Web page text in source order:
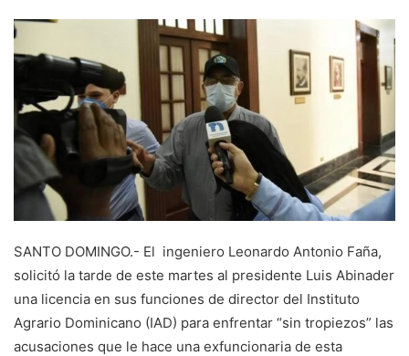
SANTO DOMINGO.- El ingeniero Leonardo Antonio Faña,
solicitó la tarde de este martes al presidente Luis Abinader
una licencia en sus funciones de director del Instituto
Agrario Dominicano (IAD) para enfrentar “sin tropiezos” las
acusaciones que le hace una exfuncionaria de esta